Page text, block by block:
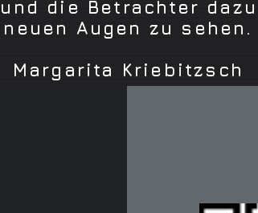
die Betrachter
neuen Augen zu sehen.
Margarita Kriebitzsch